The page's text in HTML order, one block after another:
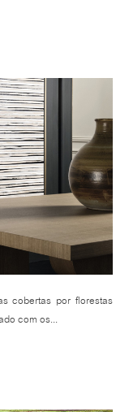
cobertas por florestas
com os...